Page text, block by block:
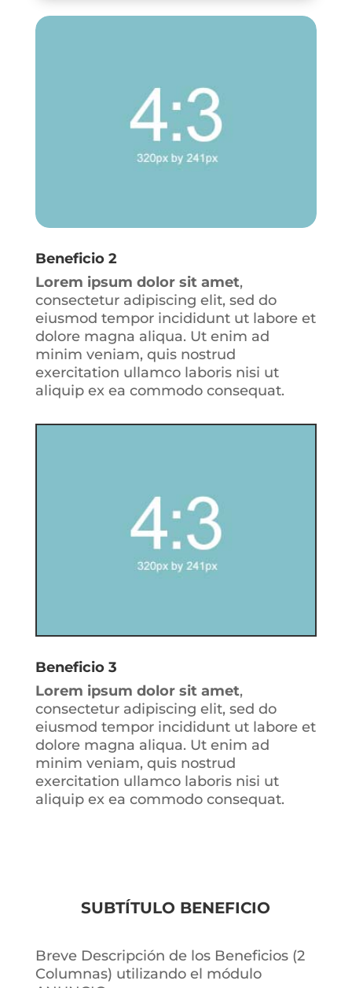
Beneficio 2
Lorem ipsum dolor sit amet,
consectetur adipiscing elit, sed do
eiusmod tempor incididunt ut labore et
dolore magna aliqua. Ut enim ad
minim veniam, quis nostrud
exercitation ullamco laboris nisi ut
aliquip ex ea commodo consequat.
Beneficio 3
Lorem ipsum dolor sit amet,
consectetur adipiscing elit, sed do
eiusmod tempor incididunt ut labore et
dolore magna aliqua. Ut enim ad
minim veniam, quis nostrud
exercitation ullamco laboris nisi ut
aliquip ex ea commodo consequat.
SUBTÍTULO BENEFICIO
Breve Descripción de los Beneficios (2
Columnas) utilizando el módulo